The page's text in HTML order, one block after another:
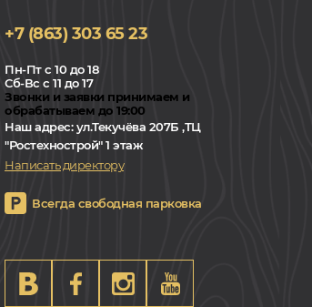
+7 (863) 303 65 23
Пн-Пт с 10 до 18
Сб-Вс с 11 до 17
Звонки и заявки принимаем и
обрабатываем до 19:00
Наш адрес:ул.Текучёва 207Б ,ТЦ
"Ростехнострой" 1 этаж
Написать директору
Всегда свободная парковка